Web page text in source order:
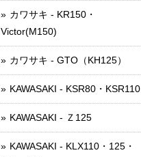
カワサキ - KR150・
Victor(M150)
カワサキ - GTO（KH125）
KAWASAKI - KSR80・KSR110
KAWASAKI - Ｚ125
KAWASAKI - KLX110・125・